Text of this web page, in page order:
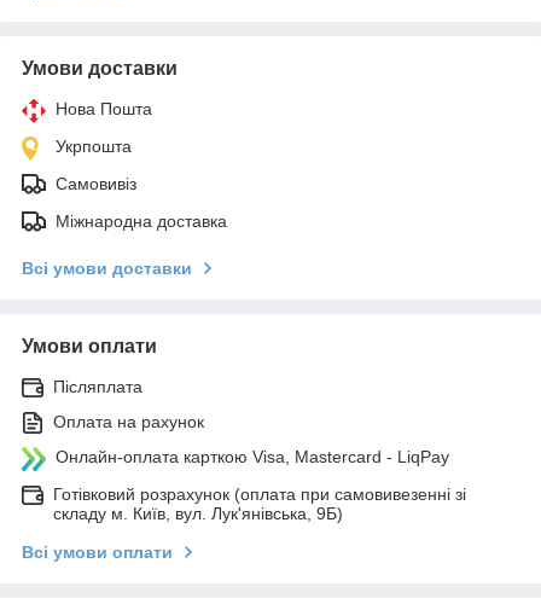
Умови доставки
Нова Пошта
Укрпошта
Самовивіз
Міжнародна доставка
Всі умови доставки
Умови оплати
Післяплата
Оплата на рахунок
Онлайн-оплата карткою Visa, Mastercard - LiqPay
Готівковий розрахунок (оплата при самовивезенні зі
складу м. Київ, вул. Лук'янівська, 9Б)
Всі умови оплати